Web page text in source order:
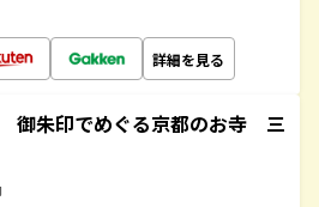
詳細を見る
御朱印でめぐる京都のお寺 三